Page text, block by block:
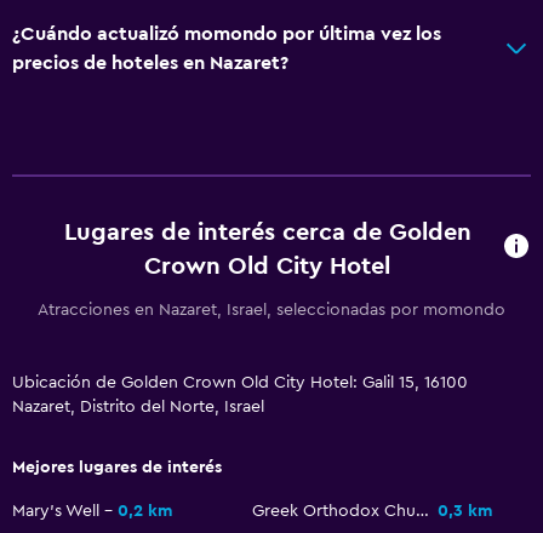
Limpieza diaria
Cámaras CCTV en zonas comunes
Lavandería
Servicio de planchado
TV por cable o vía satélite
TV
¿Cuándo actualizó momondo por última vez los
precios de hoteles en Nazaret?
Lugares de interés cerca de Golden
Crown Old City Hotel
Atracciones en Nazaret, Israel, seleccionadas por momondo
Ubicación de Golden Crown Old City Hotel: Galil 15, 16100
Nazaret, Distrito del Norte, Israel
Mejores lugares de interés
Mary's Well 0,2 km Greek Orthodox Church of the Annunciation 0,3 km